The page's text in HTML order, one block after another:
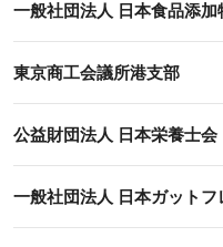
一般社団法人 日本食品添加
東京商工会議所港支部
公益財団法人 日本栄養士会
一般社団法人 日本ガットフ